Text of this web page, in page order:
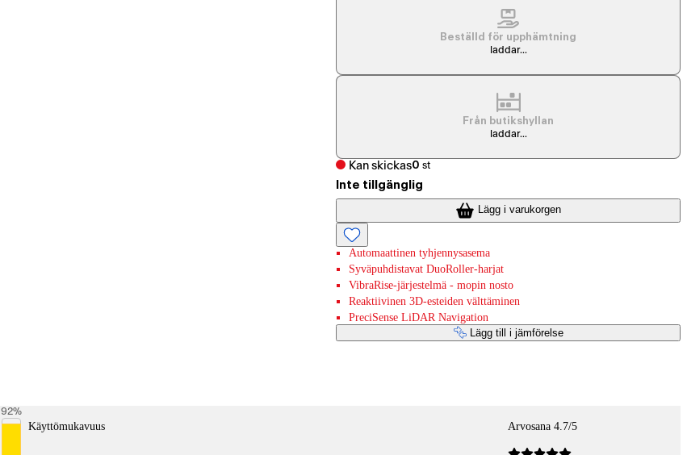
Beställd för upphämtning
laddar...
Från butikshyllan
laddar...
Kan skickas0 st
Inte tillgänglig
Lägg i varukorgen
Automaattinen tyhjennysasema
Syväpuhdistavat DuoRoller-harjat
VibraRise-järjestelmä - mopin nosto
Reaktiivinen 3D-esteiden välttäminen
PreciSense LiDAR Navigation
Lägg till i jämförelse
92%
Käyttömukavuus Arvosana 4.7/5